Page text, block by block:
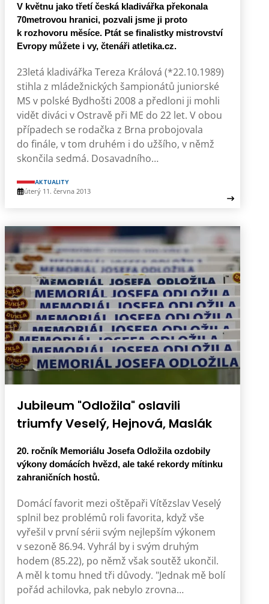
V květnu jako třetí česká kladivářka překonala
70metrovou hranici, pozvali jsme ji proto
k rozhovoru měsíce. Ptát se finalistky mistrovství
Evropy můžete i vy, čtenáři atletika.cz.
23letá kladivářka Tereza Králová (*22.10.1989)
stihla z mládežnických šampionátů juniorské
MS v polské Bydhošti 2008 a předloni ji mohli
vidět diváci v Ostravě při ME do 22 let. V obou
případech se rodačka z Brna probojovala
do finále, v tom druhém i do užšího, v němž
skončila sedmá. Dosavadního…
AKTUALITY
úterý 11. června 2013
Jubileum "Odložila" oslavili
triumfy Veselý, Hejnová, Maslák
20. ročník Memoriálu Josefa Odložila ozdobily
výkony domácích hvězd, ale také rekordy mítinku
zahraničních hostů.
Domácí favorit mezi oštěpaři Vítězslav Veselý
splnil bez problémů roli favorita, když vše
vyřešil v první sérii svým nejlepším výkonem
v sezoně 86.94. Vyhrál by i svým druhým
hodem (85.22), po němž však soutěž ukončil.
A měl k tomu hned tři důvody. "Jednak mě bolí
pořád achilovka, pak nebylo zrovna…